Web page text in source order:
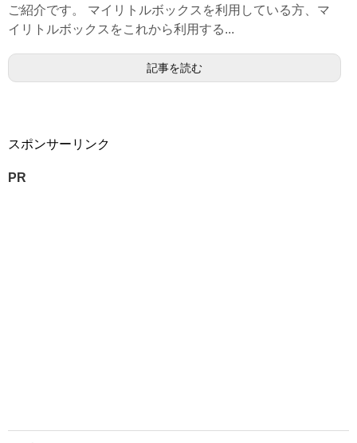
ご紹介です。 マイリトルボックスを利用している方、マ
イリトルボックスをこれから利用する...
記事を読む
スポンサーリンク
PR